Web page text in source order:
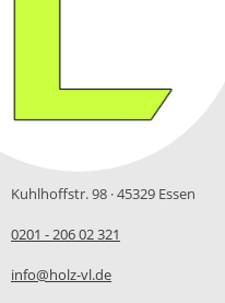
Kuhlhoffstr. 98 · 45329 Essen
0201 - 206 02 321
info@holz-vl.de